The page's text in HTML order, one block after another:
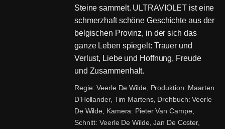
Steine sammelt. ULTRAVIOLET ist eine
schmerzhaft schöne Geschichte aus der
belgischen Provinz, in der sich das
ganze Leben spiegelt: Trauer und
Verlust, Liebe und Hoffnung, Freude
und Zusammenhalt.
Regie: Veerle De Wilde, Produktion: Maarten
D’Hollander, Tim Martens, Drehbuch: Veerle
De Wilde, Kamera: Pieter Van Campe,
Schnitt: Veerle De Wilde, Jan De Coster,